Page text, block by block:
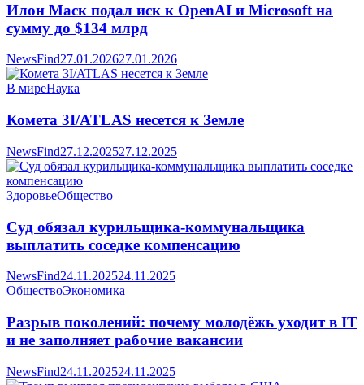
Илон Маск подал иск к OpenAI и Microsoft на
сумму до $134 млрд
NewsFind27.01.202627.01.2026
В миреНаука
Комета 3I/ATLAS несется к Земле
NewsFind27.12.202527.12.2025
ЗдоровьеОбщество
Суд обязал курильщика-коммунальщика
выплатить соседке компенсацию
NewsFind24.11.202524.11.2025
ОбществоЭкономика
Разрыв поколений: почему молодёжь уходит в IT
и не заполняет рабочие вакансии
NewsFind24.11.202524.11.2025